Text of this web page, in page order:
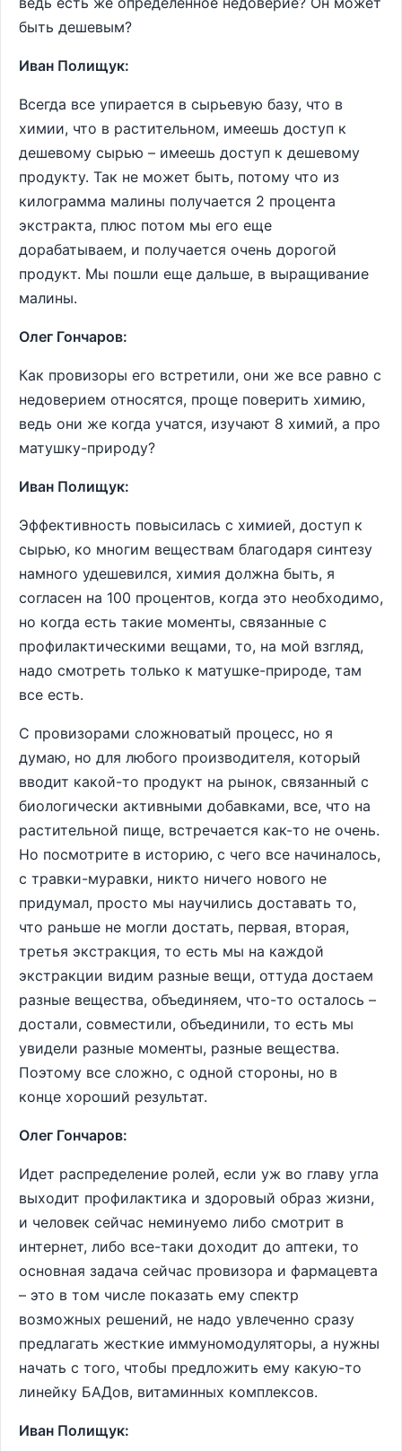
быть дешевым?
Иван Полищук:
Всегда все упирается в сырьевую базу, что в
химии, что в растительном, имеешь доступ к
дешевому сырью – имеешь доступ к дешевому
продукту. Так не может быть, потому что из
килограмма малины получается 2 процента
экстракта, плюс потом мы его еще
дорабатываем, и получается очень дорогой
продукт. Мы пошли еще дальше, в выращивание
малины.
Олег Гончаров:
Как провизоры его встретили, они же все равно с
недоверием относятся, проще поверить химию,
ведь они же когда учатся, изучают 8 химий, а про
матушку-природу?
Иван Полищук:
Эффективность повысилась с химией, доступ к
сырью, ко многим веществам благодаря синтезу
намного удешевился, химия должна быть, я
согласен на 100 процентов, когда это необходимо,
но когда есть такие моменты, связанные с
профилактическими вещами, то, на мой взгляд,
надо смотреть только к матушке-природе, там
все есть.
С провизорами сложноватый процесс, но я
думаю, но для любого производителя, который
вводит какой-то продукт на рынок, связанный с
биологически активными добавками, все, что на
растительной пище, встречается как-то не очень.
Но посмотрите в историю, с чего все начиналось,
с травки-муравки, никто ничего нового не
придумал, просто мы научились доставать то,
что раньше не могли достать, первая, вторая,
третья экстракция, то есть мы на каждой
экстракции видим разные вещи, оттуда достаем
разные вещества, объединяем, что-то осталось –
достали, совместили, объединили, то есть мы
увидели разные моменты, разные вещества.
Поэтому все сложно, с одной стороны, но в
конце хороший результат.
Олег Гончаров:
Идет распределение ролей, если уж во главу угла
выходит профилактика и здоровый образ жизни,
и человек сейчас неминуемо либо смотрит в
интернет, либо все-таки доходит до аптеки, то
основная задача сейчас провизора и фармацевта
– это в том числе показать ему спектр
возможных решений, не надо увлеченно сразу
предлагать жесткие иммуномодуляторы, а нужны
начать с того, чтобы предложить ему какую-то
линейку БАДов, витаминных комплексов.
Иван Полищук: